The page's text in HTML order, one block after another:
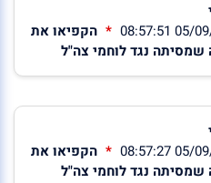
הקפיאו את
שמסיתה נגד לוחמי צה"ל
הקפיאו את
שמסיתה נגד לוחמי צה"ל